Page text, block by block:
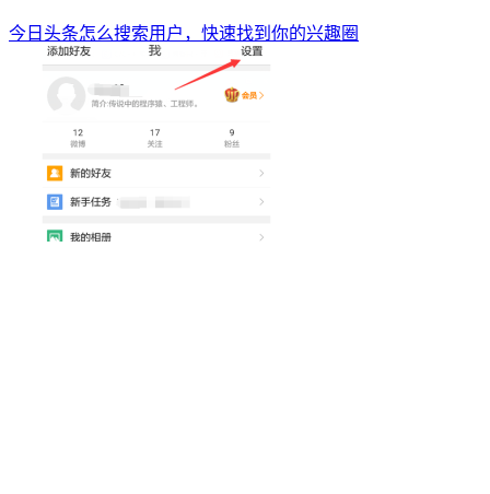
今日头条怎么搜索用户，快速找到你的兴趣圈